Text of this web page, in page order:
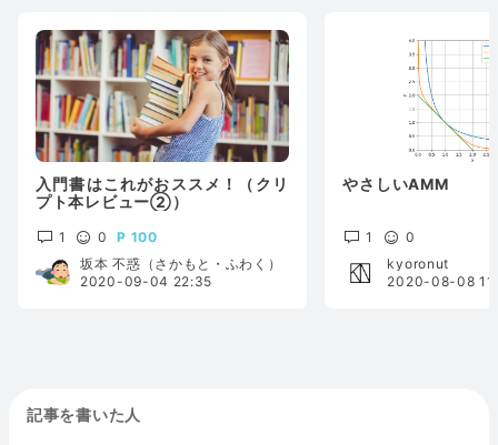
入門書はこれがおススメ！（クリ
プト本レビュー②）
1 0
100
坂本 不惑（さかもと・ふわく）
2020-09-04 22:35
やさしいAMM
1
0
kyoronut
2020-08-08
記事を書いた人